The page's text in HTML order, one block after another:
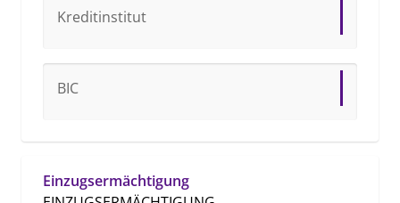
Kreditinstitut
BIC
Einzugsermächtigung